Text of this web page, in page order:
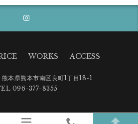
WORKS ACCESS
本県熊本市南区良町1丁目18-1
096-377-8355